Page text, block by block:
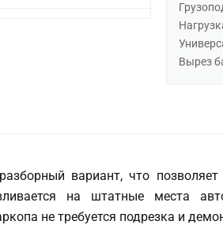
Вырез
вариант, что
на штатные места
не требуется подрезка и